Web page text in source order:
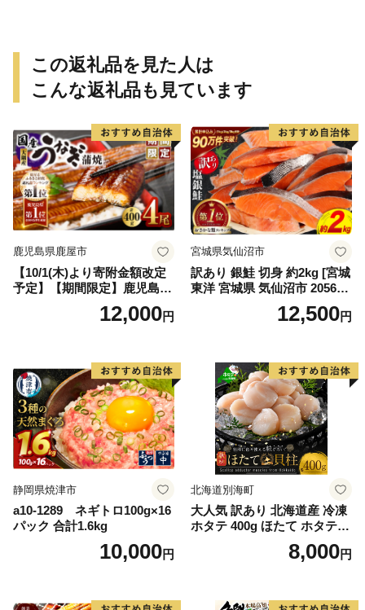
この返礼品を見た人は
こんな返礼品も見ています
鹿児島県鹿屋市
【10/1(木)より寄附金額改定
予定】【期間限定】鹿児島県
大隅産うなぎ蒲焼4尾（400
g） KN007-02312,000円
宮城県気仙沼市
訳あり 銀鮭 切身 約2kg [宮城
東洋 宮城県 気仙沼市 205649
91] 鮭 魚介類 海鮮 訳アリ 規
格外 不揃い さけ サケ 鮭切身
切り身 魚 わけあり
12,500円
静岡県焼津市
a10-1289 ネギトロ100g×16
パック 合計1.6kg
10,000円
北海道別海町
大人気 訳あり 北海道産 冷凍
ホタテ 400g ほたて ホタテ
8,000円